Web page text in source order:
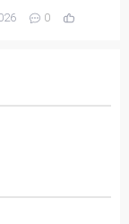
Johann
Külliye’de kabul
0